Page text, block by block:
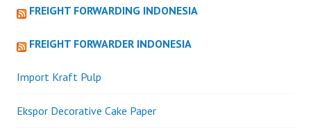
UNTUK
USAHA
FREIGHT FORWARDING INDONESIA
FREIGHT FORWARDER INDONESIA
Import Kraft Pulp
Ekspor Decorative Cake Paper